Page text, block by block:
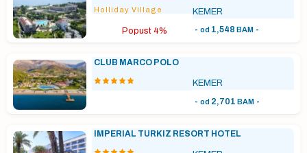
Holliday Village
KEMER
Popust 4%
- od 1,548 BAM-
CLUB MARCO POLO
KEMER
- od 2,701 BAM-
IMPERIAL TURKIZ RESORT HOTEL